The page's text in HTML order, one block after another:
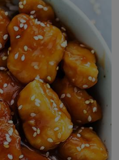
ادوات رشاقة
من نحن
الأسئلة الشائعة
أعلن معنا